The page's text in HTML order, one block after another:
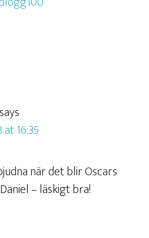
says
16:35
när det blir Oscars
– läskigt bra!